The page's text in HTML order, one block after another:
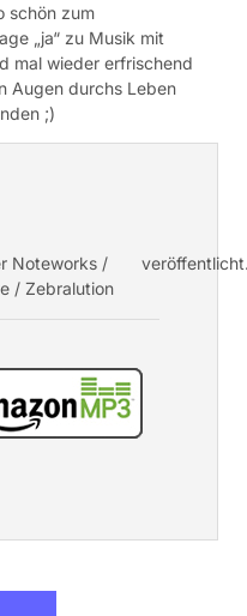
schön zum
„ja“ zu Musik mit
mal wieder erfrischend
Augen durchs Leben
;)
Noteworks /
/ Zebralution